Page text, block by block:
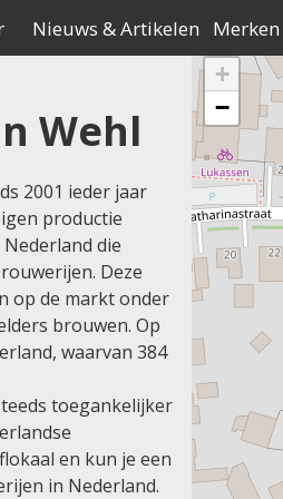
biersite van Nederland
Nieuws & Artikelen Merken
Provincies:gelderland
Wehl
2001 ieder jaar
productie
die
Deze
op de markt onder
brouwen. Op
waarvan 384
toegankelijker
en kun je een
in Nederland.
+
−